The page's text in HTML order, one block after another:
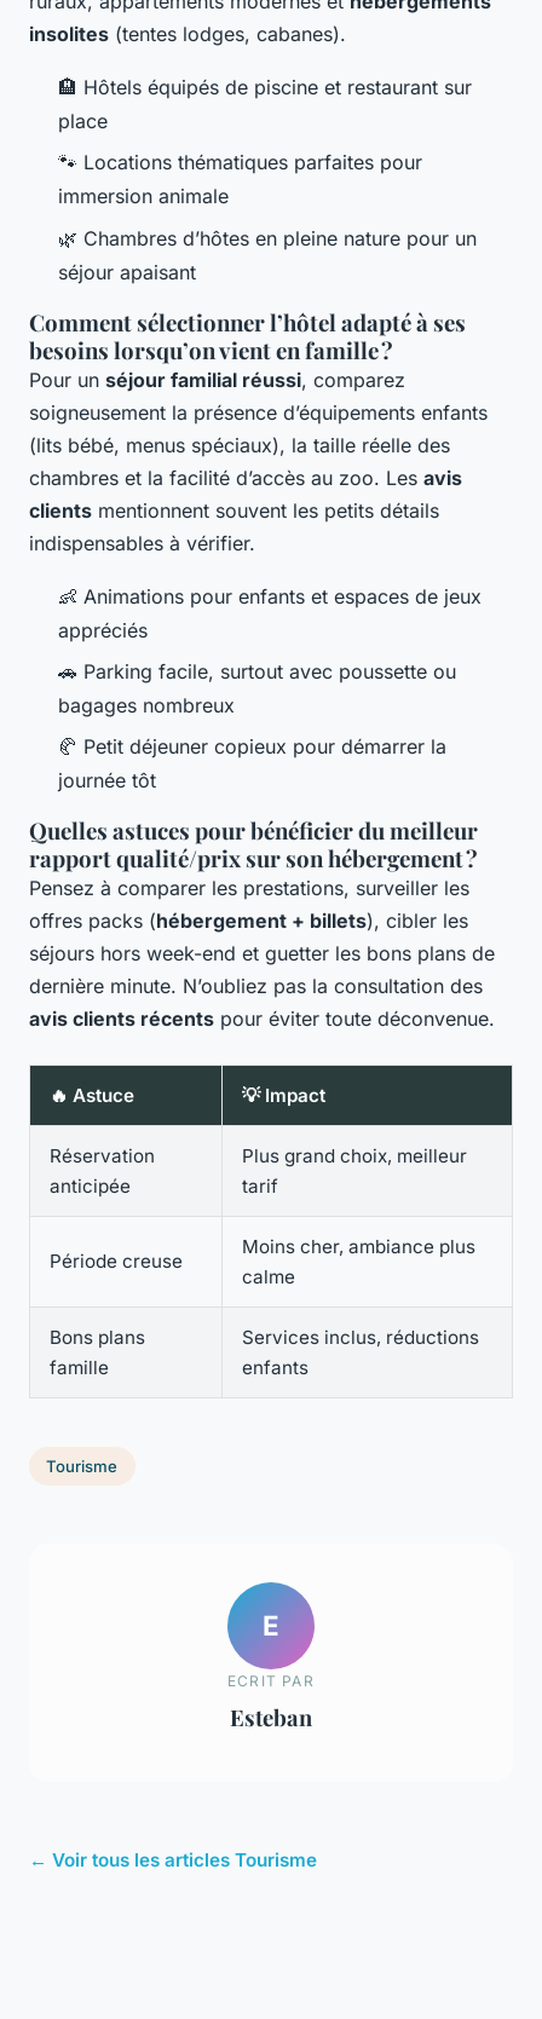
insolites (tentes lodges, cabanes).
🏨 Hôtels équipés de piscine et restaurant sur
place
🐾 Locations thématiques parfaites pour
immersion animale
🌿 Chambres d’hôtes en pleine nature pour un
séjour apaisant
Comment sélectionner l’hôtel adapté à ses
besoins lorsqu’on vient en famille ?
Pour un séjour familial réussi, comparez
soigneusement la présence d’équipements enfants
(lits bébé, menus spéciaux), la taille réelle des
chambres et la facilité d’accès au zoo. Les avis
clients mentionnent souvent les petits détails
indispensables à vérifier.
👶 Animations pour enfants et espaces de jeux
appréciés
🚗 Parking facile, surtout avec poussette ou
bagages nombreux
🥐 Petit déjeuner copieux pour démarrer la
journée tôt
Quelles astuces pour bénéficier du meilleur
rapport qualité/prix sur son hébergement ?
Pensez à comparer les prestations, surveiller les
offres packs (hébergement + billets), cibler les
séjours hors week-end et guetter les bons plans de
dernière minute. N’oubliez pas la consultation des
avis clients récents pour éviter toute déconvenue.
🔥 Astuce 💡 Impact
Réservation
anticipée
Plus grand choix, meilleur
tarif
Période creuse
Moins cher, ambiance plus
calme
Bons plans
famille
Services inclus, réductions
enfants
Tourisme
E
ECRIT PAR
Esteban
← Voir tous les articles Tourisme